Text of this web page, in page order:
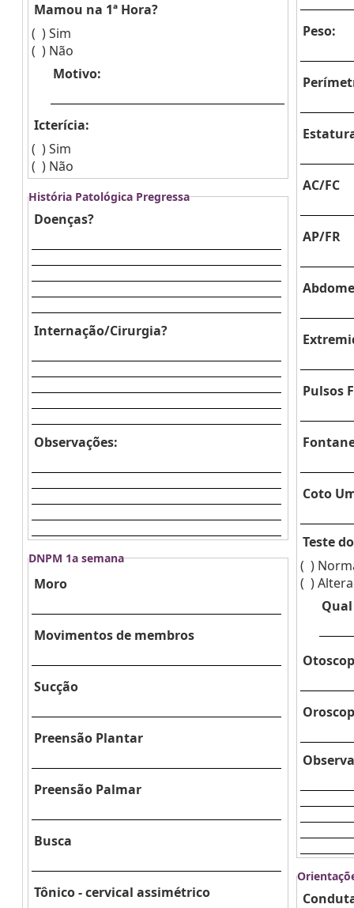
Mamou na 1ª Hora?
( )Sim
( ) Não
Motivo:
Icterícia:
( )Sim
( ) Não
História Patológica Pregressa
Doenças?
Internação/Cirurgia?
Observações:
DNPM 1a semana
Moro
Movimentos de membros
Sucção
Preensão Plantar
Preensão Palmar
Busca
Tônico - cervical assimétrico
Peso:
AC/FC
AP/FR
Pulsos
Coto
Teste
( )
( )